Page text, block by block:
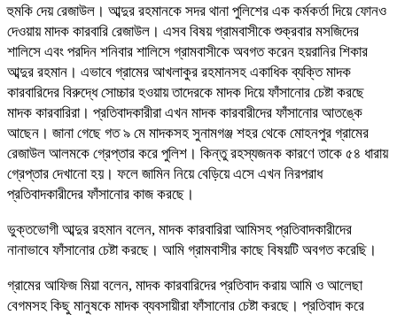
হুমকি দেয় রেজাউল। আব্দুর রহমানকে সদর থানা পুলিশের এক কর্মকর্তা দিয়ে ফোনও
দেওয়ায় মাদক কারবারি রেজাউল। এসব বিষয় গ্রামবাসীকে শুক্রবার মসজিদের
শালিসে এবং পরদিন শনিবার শালিসে গ্রামবাসীকে অবগত করেন হয়রানির শিকার
আব্দুর রহমান। এভাবে গ্রামের আখলাকুর রহমানসহ একাধিক ব্যক্তি মাদক
কারবারিদের বিরুদ্ধে সোচ্চার হওয়ায় তাদেরকে মাদক দিয়ে ফাঁসানোর চেষ্টা করছে
মাদক কারবারিরা। প্রতিবাদকারীরা এখন মাদক কারবারীদের ফাঁসানোর আতঙ্কে
আছেন। জানা গেছে গত ৯ মে মাদকসহ সুনামগঞ্জ শহর থেকে মোহনপুর গ্রামের
রেজাউল আলমকে গ্রেপ্তার করে পুলিশ। কিন্তু রহস্যজনক কারণে তাকে ৫৪ ধারায়
গ্রেপ্তার দেখানো হয়। ফলে জামিন নিয়ে বেড়িয়ে এসে এখন নিরপরাধ
প্রতিবাদকারীদের ফাঁসানোর কাজ করছে।
ভুক্তভোগী আব্দুর রহমান বলেন, মাদক কারবারিরা আমিসহ প্রতিবাদকারীদের
নানাভাবে ফাঁসানোর চেষ্টা করছে। আমি গ্রামবাসীর কাছে বিষয়টি অবগত করেছি।
গ্রামের আফিজ মিয়া বলেন, মাদক কারবারিদের প্রতিবাদ করায় আমি ও আলেছা
বেগমসহ কিছু মানুষকে মাদক ব্যবসায়ীরা ফাঁসানোর চেষ্টা করছে। প্রতিবাদ করে